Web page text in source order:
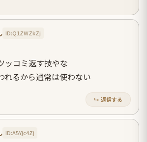
ID:Q1ZWZkZj
ッコミ返す技やな
れるから通常は使わない
↳ 返信する
ID:A5Yjc4Zj